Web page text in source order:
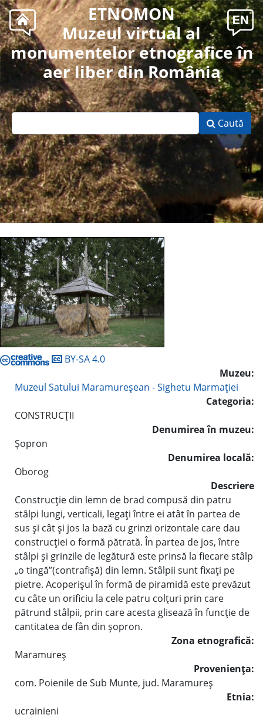
ETNOMON
Muzeul virtual al
monumentelor etnografice în
aer liber din România
Caută
BY-SA 4.0
Muzeu:
Muzeul Satului Maramureşean - Sighetu Marmaţiei
Categoria:
CONSTRUCŢII
Denumirea în muzeu:
Şopron
Denumirea locală:
Oborog
Descriere
Construcţie din lemn de brad compusă din patru
stâlpi lungi, verticali, legaţi între ei atât în partea de
sus şi cât şi jos la bază cu grinzi orizontale care dau
construcţiei o formă pătrată. În partea de jos, între
stâlpi şi grinzile de legătură este prinsă la fiecare stâlp
„o tingă”(contrafişă) din lemn. Stâlpii sunt fixaţi pe
pietre. Acoperişul în formă de piramidă este prevăzut
cu câte un orificiu la cele patru colţuri prin care
pătrund stâlpii, prin care acesta glisează în funcţie de
cantitatea de fân din şopron.
Zona etnografică:
Maramureş
Provenienţa:
com. Poienile de Sub Munte, jud. Maramureş
Etnia:
ucrainieni